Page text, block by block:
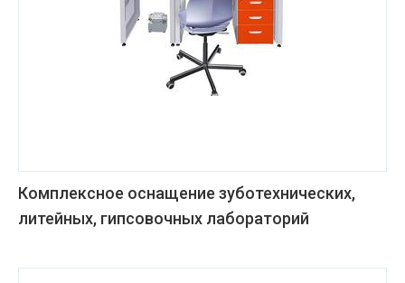
Комплексное оснащение зуботехнических,
литейных, гипсовочных лабораторий